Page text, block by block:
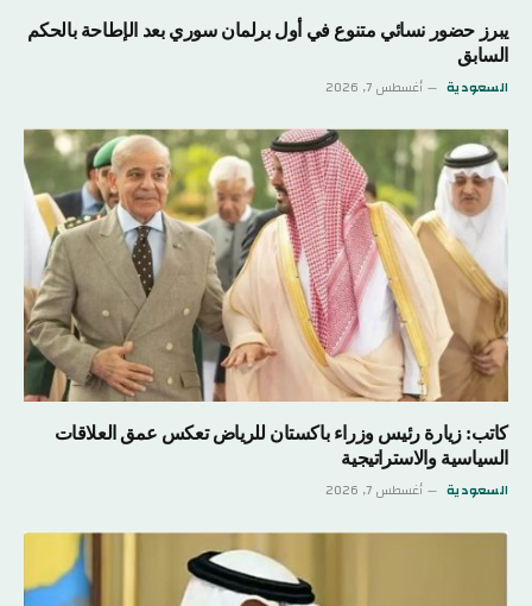
يبرز حضور نسائي متنوع في أول برلمان سوري بعد الإطاحة بالحكم
السابق
السعودية أغسطس 7, 2026
كاتب: زيارة رئيس وزراء باكستان للرياض تعكس عمق العلاقات
السياسية والاستراتيجية
السعودية أغسطس 7, 2026